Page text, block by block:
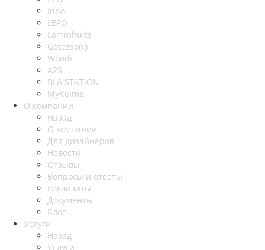
Inno
LEPO
Lammhults
Götessons
Woodi
A2S
BLÅ STATION
MyKolme
О компании
Назад
О компании
Для дизайнеров
Новости
Отзывы
Вопросы и ответы
Реквизиты
Документы
Блог
Услуги
Назад
Услуги